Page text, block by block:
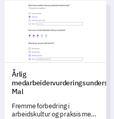
Årlig
Årlig
Mal
Fremme forbedring i
arbeidskultur og praksis med